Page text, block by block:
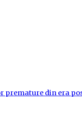
premature din era